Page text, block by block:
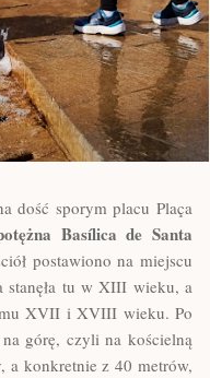
dość sporym placu Plaça
Basílica de Santa
postawiono na miejscu
stanęła tu w XIII wieku, a
XVII i XVIII wieku. Po
górę, czyli na kościelną
a konkretnie z 40 metrów,